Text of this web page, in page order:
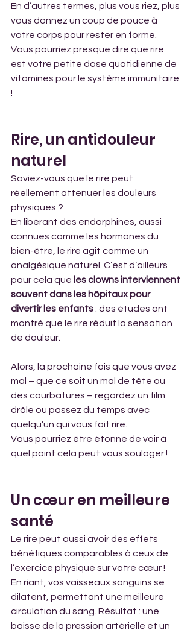
En d’autres termes, plus vous riez, plus
vous donnez un coup de pouce à
votre corps pour rester en forme.
Vous pourriez presque dire que rire
est votre petite dose quotidienne de
vitamines pour le système immunitaire
!
Rire, un antidouleur
naturel
Saviez-vous que le rire peut
réellement atténuer les douleurs
physiques ?
En libérant des endorphines, aussi
connues comme les hormones du
bien-être, le rire agit comme un
analgésique naturel. C’est d’ailleurs
pour cela que les clowns interviennent
souvent dans les hôpitaux pour
divertir les enfants : des études ont
montré que le rire réduit la sensation
de douleur.
Alors, la prochaine fois que vous avez
mal – que ce soit un mal de tête ou
des courbatures – regardez un film
drôle ou passez du temps avec
quelqu’un qui vous fait rire.
Vous pourriez être étonné de voir à
quel point cela peut vous soulager !
Un cœur en meilleure
santé
Le rire peut aussi avoir des effets
bénéfiques comparables à ceux de
l’exercice physique sur votre cœur !
En riant, vos vaisseaux sanguins se
dilatent, permettant une meilleure
circulation du sang. Résultat : une
baisse de la pression artérielle et un